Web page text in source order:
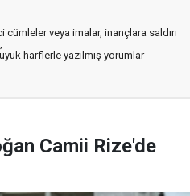
veya imalar, inançlara saldırı
harflerle yazılmış yorumlar
Camii Rize'de